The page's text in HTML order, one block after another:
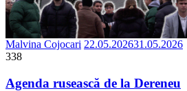
Malvina Cojocari 22.05.202631.05.2026
338
Agenda rusească de la Dereneu